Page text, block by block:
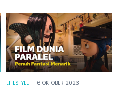
LIFESTYLE | 16 OKTOBER 2023